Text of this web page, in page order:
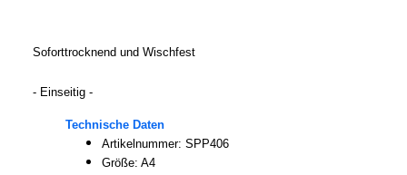
Soforttrocknend und Wischfest
- Einseitig -
Technische Daten
Artikelnummer: SPP406
Größe: A4